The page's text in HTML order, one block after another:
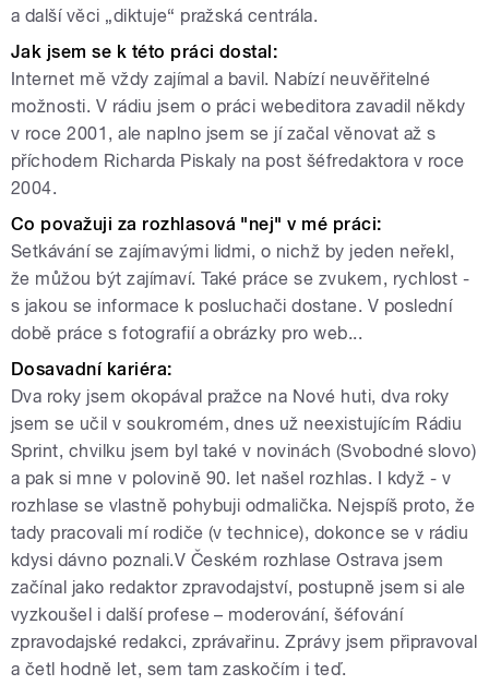
a další věci „diktuje“ pražská centrála.
Jak jsem se k této práci dostal:
Internet mě vždy zajímal a bavil. Nabízí neuvěřitelné
možnosti. V rádiu jsem o práci webeditora zavadil někdy
v roce 2001, ale naplno jsem se jí začal věnovat až s
příchodem Richarda Piskaly na post šéfredaktora v roce
2004.
Co považuji za rozhlasová "nej" v mé práci:
Setkávání se zajímavými lidmi, o nichž by jeden neřekl,
že můžou být zajímaví. Také práce se zvukem, rychlost -
s jakou se informace k posluchači dostane. V poslední
době práce s fotografií a obrázky pro web...
Dosavadní kariéra:
Dva roky jsem okopával pražce na Nové huti, dva roky
jsem se učil v soukromém, dnes už neexistujícím Rádiu
Sprint, chvilku jsem byl také v novinách (Svobodné slovo)
a pak si mne v polovině 90. let našel rozhlas. I když - v
rozhlase se vlastně pohybuji odmalička. Nejspíš proto, že
tady pracovali mí rodiče (v technice), dokonce se v rádiu
kdysi dávno poznali.V Českém rozhlase Ostrava jsem
začínal jako redaktor zpravodajství, postupně jsem si ale
vyzkoušel i další profese – moderování, šéfování
zpravodajské redakci, zprávařinu. Zprávy jsem připravoval
a četl hodně let, sem tam zaskočím i teď.